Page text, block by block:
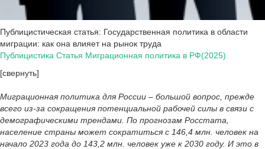
Публицистическая статья: Государственная политика в области
миграции: как она влияет на рынок труда
Публицистика Статья Миграционная политика в РФ(2025)
[свернуть]
Миграционная политика для России – большой вопрос, прежде
всего из-за сокращения потенциальной рабочей силы в связи с
демографическими трендами. По прогнозам Росстата,
население страны может сократиться с 146,4 млн. человек на
начало 2023 года до 143,2 млн. человек уже к 2030 году. И это в